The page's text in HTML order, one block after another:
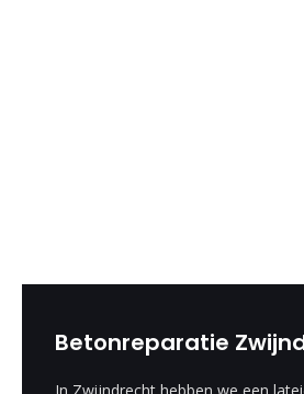
Betonreparatie